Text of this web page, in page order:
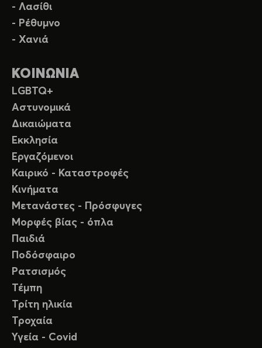
- Λασίθι
- Ρέθυμνο
- Χανιά
ΚΟΙΝΩΝΙΑ
LGBTQ+
Αστυνομικά
Δικαιώματα
Εκκλησία
Εργαζόμενοι
Καιρικό - Καταστροφές
Κινήματα
Μετανάστες - Πρόσφυγες
Μορφές βίας - όπλα
Παιδιά
Ποδόσφαιρο
Ρατσισμός
Τέμπη
Τρίτη ηλικία
Τροχαία
Υγεία - Covid